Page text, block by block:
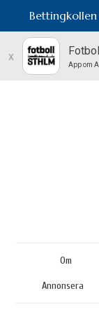
x
App om
Om
Annonsera